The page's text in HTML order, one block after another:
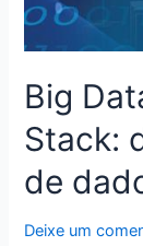
Big
Stack:
de
Deixe um